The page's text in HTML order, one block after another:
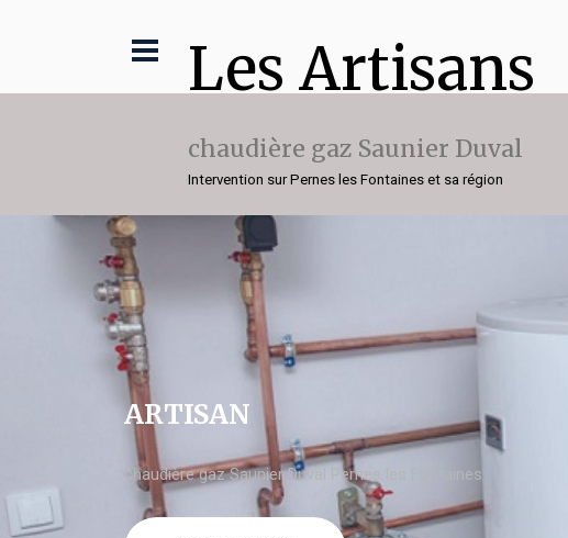
Les Artisans
chaudière gaz Saunier Duval
Intervention sur Pernes les Fontaines et sa région
ARTISAN
chaudière gaz Saunier Duval Pernes les Fontaines